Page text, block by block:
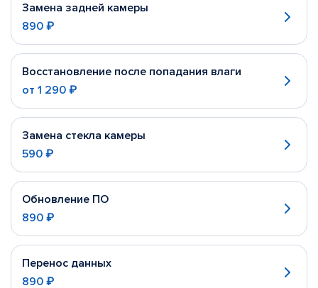
Замена задней камеры
890 ₽
Восстановление после попадания влаги
от 1 290 ₽
Замена стекла камеры
590 ₽
Обновление ПО
890 ₽
Перенос данных
890 ₽